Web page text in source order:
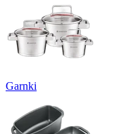
Garnki